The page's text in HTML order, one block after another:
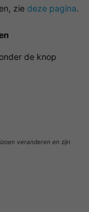
zie deze pagina.
de knop
veranderen en zijn